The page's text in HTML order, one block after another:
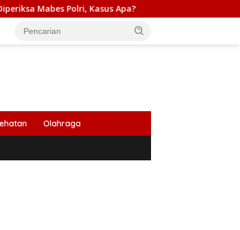
Kasus Apa? PB HIMABIR: Cetak Sawah Baru
Olahraga